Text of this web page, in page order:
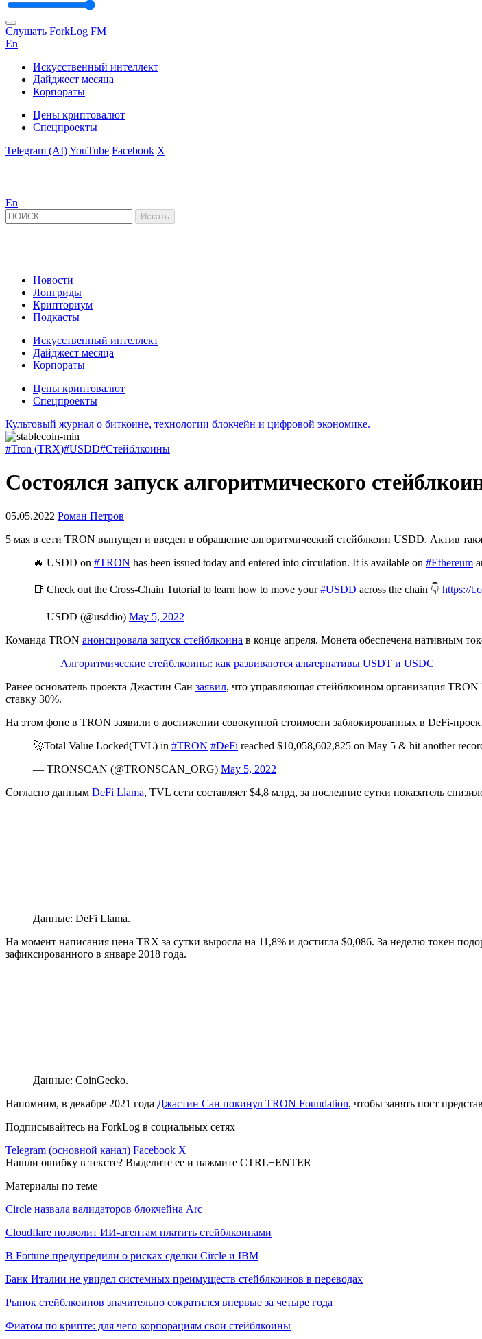
Слушать ForkLog FM
En
Искусственный интеллект
Дайджест месяца
Корпораты
Цены криптовалют
Спецпроекты
Telegram (AI)YouTube Facebook X
En
Новости
Лонгриды
Крипториум
Подкасты
Искусственный интеллект
Дайджест месяца
Корпораты
Цены криптовалют
Спецпроекты
Культовый журнал о биткоине, технологии блокчейн и цифровой экономике.
#Tron (TRX)#USDD#Стейблкоины
Состоялся запуск алгоритмического
05.05.2022 Роман Петров
5 мая в сети TRON выпущен и введен в обращение алгоритмический стейблкоин USDD. Актив
🔥 USDD on #TRON has been issued today and entered into circulation. It is available on #Ethereum
📑 Check out the Cross-Chain Tutorial to learn how to move your#USDD across the chain 👇 https://
— USDD (@usddio) May 5, 2022
Команда TRON анонсировала запуск стейблкоина в конце апреля. Монета обеспечена нативным
Алгоритмические стейблкоины: как развиваются альтернативы USDT и USDC
Ранее основатель проекта Джастин Сан заявил, что управляющая стейблкоином организация
ставку 30%.
На этом фоне в TRON заявили о достижении совокупной стоимости заблокированных в DeFi-
🚀Total Value Locked(TVL) in #TRON #DeFi reached $10,058,602,825 on May 5 & hit another
— TRONSCAN (@TRONSCAN_ORG) May 5, 2022
Согласно данным DeFi Llama, TVL сети составляет $4,8 млрд, за последние сутки показатель
Данные: DeFi Llama.
На момент написания цена TRX за сутки выросла на 11,8% и достигла $0,086. За неделю токен
зафиксированного в январе 2018 года.
Данные: CoinGecko.
Напомним, в декабре 2021 года Джастин Сан покинул TRON Foundation, чтобы занять пост
Подписывайтесь на ForkLog в социальных сетях
Telegram (основной канал) Facebook X
Нашли ошибку в тексте? Выделите ее и нажмите CTRL+ENTER
Материалы по теме
Circle назвала валидаторов блокчейна Arc
Cloudflare позволит ИИ-агентам платить стейблкоинами
В Fortune предупредили о рисках сделки Circle и IBM
Банк Италии не увидел системных преимуществ стейблкоинов в переводах
Рынок стейблкоинов значительно сократился впервые за четыре года
Фиатом по крипте: для чего корпорациям свои стейблкоины